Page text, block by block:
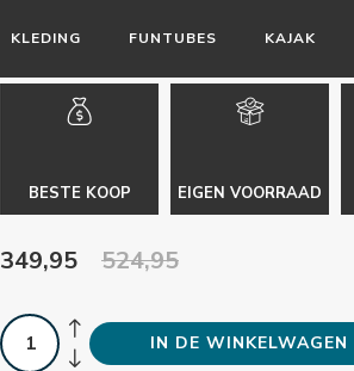
KLEDING FUNTUBES KAJAK
BESTE KOOP EIGEN VOORRAAD
349,95 524,95
IN DE WINKELWAGEN